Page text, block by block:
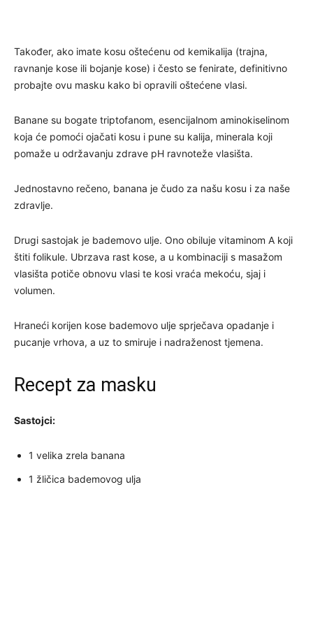
Također, ako imate kosu oštećenu od kemikalija (trajna,
ravnanje kose ili bojanje kose) i često se fenirate, definitivno
probajte ovu masku kako bi opravili oštećene vlasi.
Banane su bogate triptofanom, esencijalnom aminokiselinom
koja će pomoći ojačati kosu i pune su kalija, minerala koji
pomaže u održavanju zdrave pH ravnoteže vlasišta.
Jednostavno rečeno, banana je čudo za našu kosu i za naše
zdravlje.
Drugi sastojak je bademovo ulje. Ono obiluje vitaminom A koji
štiti folikule. Ubrzava rast kose, a u kombinaciji s masažom
vlasišta potiče obnovu vlasi te kosi vraća mekoću, sjaj i
volumen.
Hraneći korijen kose bademovo ulje sprječava opadanje i
pucanje vrhova, a uz to smiruje i nadraženost tjemena.
Recept za masku
Sastojci:
1 velika zrela banana
1 žličica bademovog ulja